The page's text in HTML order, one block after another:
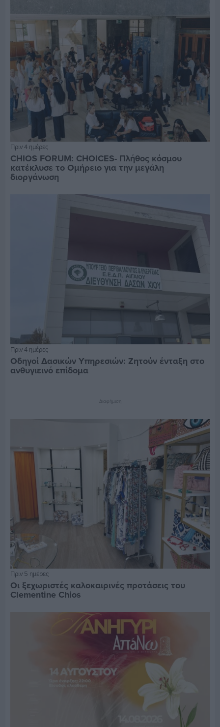
Πριν 4 ημέρες
CHIOS FORUM: CHOICES- Πλήθος κόσμου
κατέκλυσε το Ομήρειο για την μεγάλη
διοργάνωση
Πριν 4 ημέρες
Οδηγοί Δασικών Υπηρεσιών: Ζητούν ένταξη στο
ανθυγιεινό επίδομα
Διαφήμιση
Πριν 5 ημέρες
Οι ξεχωριστές καλοκαιρινές προτάσεις του
Clementine Chios